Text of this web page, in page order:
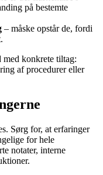
på bestemte
– måske opstår de, fordi
med konkrete tiltag:
af procedurer eller
Sørg for, at erfaringer
for hele
notater, interne